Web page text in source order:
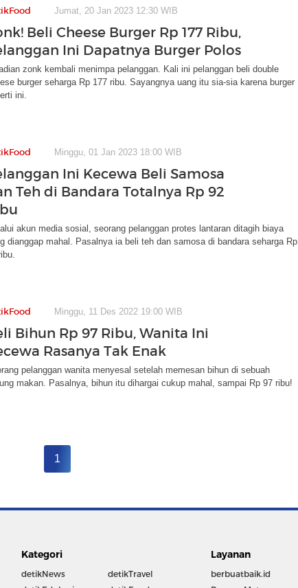
Jumat, 20 Jan 2023 12:30 WIB
Beli Cheese Burger Rp 177 Ribu,
Ini Dapatnya Burger Polos
zonk kembali menimpa pelanggan. Kali ini pelanggan beli double
burger seharga Rp 177 ribu. Sayangnya uang itu sia-sia karena burger
ini.
Minggu, 01 Jan 2023 18:00 WIB
Ini Kecewa Beli Samosa
Teh di Bandara Totalnya Rp 92
akun media sosial, seorang pelanggan protes lantaran ditagih biaya
dianggap mahal. Pasalnya ia beli teh dan samosa di bandara seharga Rp
Minggu, 11 Des 2022 19:00 WIB
Bihun Rp 97 Ribu, Wanita Ini
Rasanya Tak Enak
pelanggan wanita menyesal setelah memesan bihun di sebuah
makan. Pasalnya, bihun itu dihargai cukup mahal, sampai Rp 97 ribu!
1
Kategori
detikNews
detikTravel
Layanan
berbuatbaik.id